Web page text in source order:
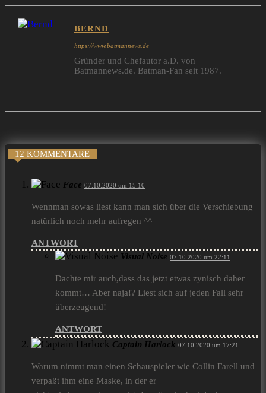
BERND
https://www.batmannews.de
Gründer und Chefautor a.D. von
Batmannews.de. Batman-Fan seit 1987.
12 KOMMENTARE
Face 07.10.2020 um 15:10
Wennman sowas liest kann man sich über die Verschiebung
natürlich noch mehr aufregen ^^
ANTWORT
Visual Noise 07.10.2020 um 22:11
Dachte mir auch,dass das jetzt etwas zynisch daher
kommt… Aber naja!? Liest sich auf jeden Fall sehr
überzeugend!
ANTWORT
Captain Harlock 07.10.2020 um 17:21
Warum nimmt man einen Schauspieler wie Collin Farell und
verpaßt ihm eine Maske, in der er